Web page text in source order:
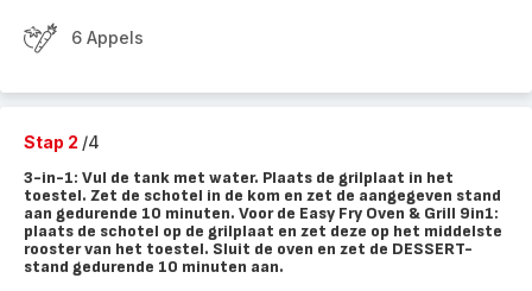
6 Appels
Stap 2 /4
3-in-1: Vul de tank met water. Plaats de grilplaat in het
toestel. Zet de schotel in de kom en zet de aangegeven stand
aan gedurende 10 minuten. Voor de Easy Fry Oven & Grill 9in1:
plaats de schotel op de grilplaat en zet deze op het middelste
rooster van het toestel. Sluit de oven en zet de DESSERT-
stand gedurende 10 minuten aan.